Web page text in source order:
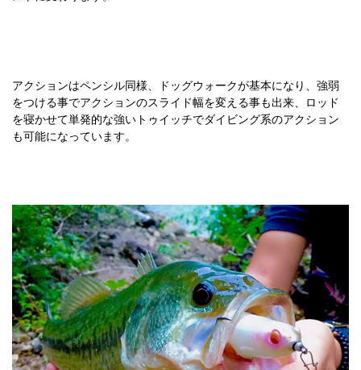
アクションはペンシル同様、ドッグウォークが基本になり、強弱
をつける事でアクションのスライド幅を変える事も出来、ロッド
を寝かせて単発的な強いトゥイッチでダイビング系のアクション
も可能になっています。